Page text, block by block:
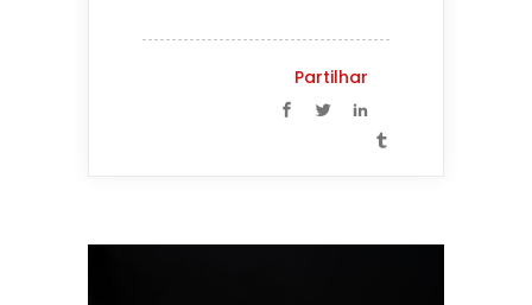
Partilhar